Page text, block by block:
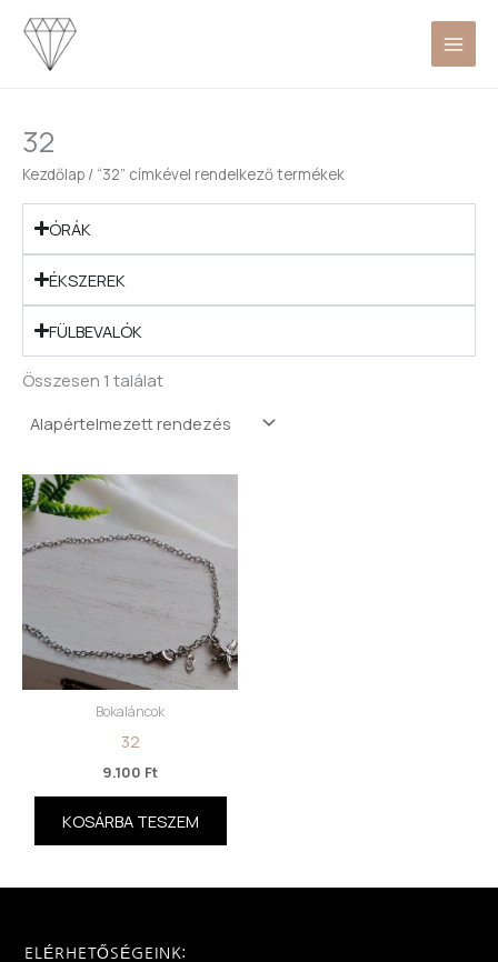
Skip
content
32
Kezdőlap / “32” címkével rendelkező termékek
ÓRÁK
ÉKSZEREK
FÜLBEVALÓK
Összesen 1 találat
Bokaláncok
32
9.100 Ft
KOSÁRBA TESZEM
ELÉRHETŐSÉGEINK: